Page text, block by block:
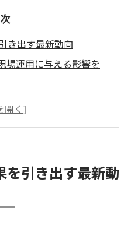
き出す最新動向
場運用に与える影響を
が生産性向上に直結す
度の基礎知識と現場活
ルの現状と課題を徹底
を引き出す最新動